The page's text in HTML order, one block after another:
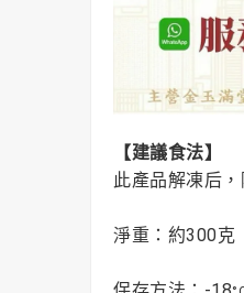
【建議食法】
此產品解凍后
淨重：約300克